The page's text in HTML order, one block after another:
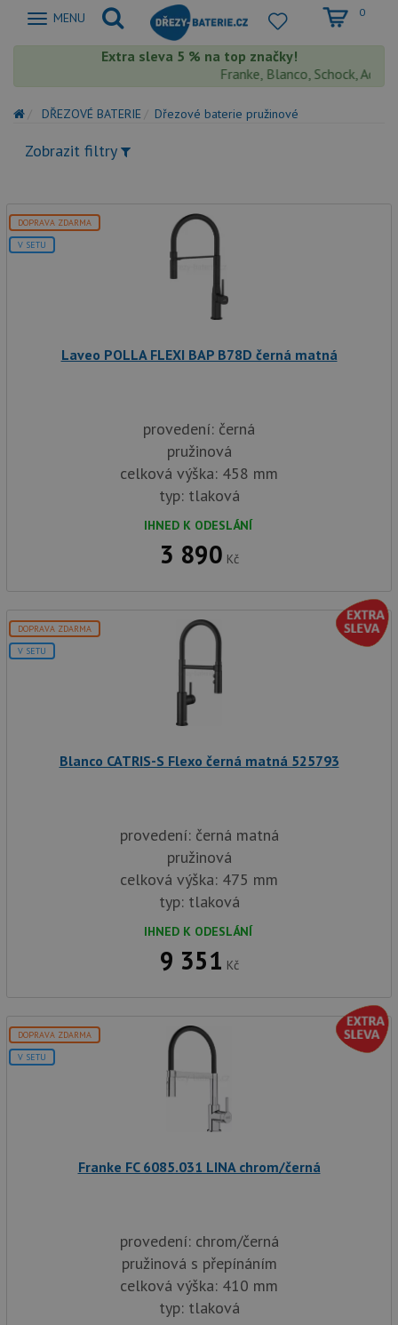
Zobrazit
MENU 0
Extra sleva 5 % na top značky!
Franke, Blanco, Schock,
DŘEZOVÉ BATERIE Dřezové baterie pružinové
Zobrazit filtry
DOPRAVA ZDARMA
V SETU
Laveo POLLA FLEXI BAP B78D černá matná
provedení: černá
pružinová
celková výška: 458 mm
typ: tlaková
IHNED K ODESLÁNÍ
3 890 Kč
DOPRAVA ZDARMA
V SETU
Blanco CATRIS-S Flexo černá matná 525793
provedení: černá matná
pružinová
celková výška: 475 mm
typ: tlaková
IHNED K ODESLÁNÍ
9 351 Kč
DOPRAVA ZDARMA
V SETU
Franke FC 6085.031 LINA chrom/černá
provedení: chrom/černá
pružinová s přepínáním
celková výška: 410 mm
typ: tlaková